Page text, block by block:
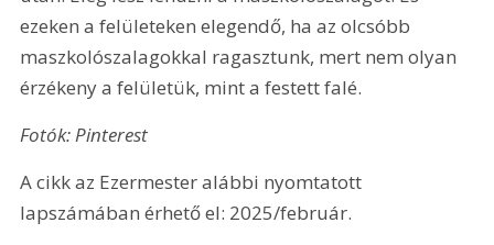
ezeken a felületeken elegendő, ha az olcsóbb
maszkolószalagokkal ragasztunk, mert nem olyan
érzékeny a felületük, mint a festett falé.
Fotók: Pinterest
A cikk az Ezermester alábbi nyomtatott
lapszámában érhető el: 2025/február.